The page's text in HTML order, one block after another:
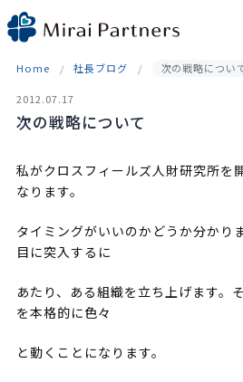
Skip
to
Home 社長ブログ 次の戦略につい
2012.07.17
次の戦略について
私がクロスフィールズ人財研究所を
なります。
タイミングがいいのかどうか分かり
目に突入するに
あたり、ある組織を立ち上げます。
を本格的に色々
と動くことになります。